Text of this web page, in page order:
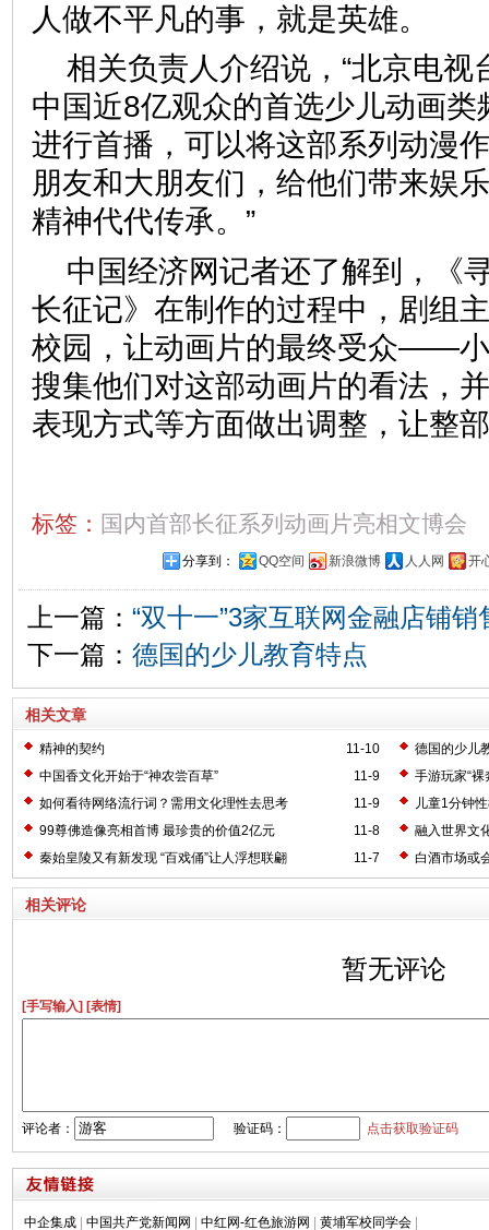
人做不平凡的事，就是英雄
相关负责人介绍说，“北京电视
中国近8亿观众的首选少儿动画
进行首播，可以将这部系列动漫
朋友和大朋友们，给他们带来娱
精神代代传承。”
中国经济网记者还了解到，
长征记》在制作的过程中，剧组
校园，让动画片的最终受众——小
搜集他们对这部动画片的看法，
表现方式等方面做出调整，让整
标签： 国内首部长征系列动画片亮相文博会
分享到： QQ空间 新浪微博 人人网 开
上一篇： “双十一”3家互联网金融店铺销
下一篇： 德国的少儿教育特点
相关文章
11-10
精神的契约
德国的少儿
11-9
中国香文化开始于“神农尝百草”
手游玩家“裸
11-9
如何看待网络流行词？需用文化理性去思考
儿童1分钟
11-8
99尊佛造像亮相首博 最珍贵的价值2亿元
融入世界文
11-7
秦始皇陵又有新发现 “百戏俑”让人浮想联翩 白酒市场或
相关评论
暂无评论
[手写输入] [表情]
评论者： 验证码： 点击获取验证码
中企集成 中国共产党新闻网 中红网-红色旅游网 黄埔军校同学会